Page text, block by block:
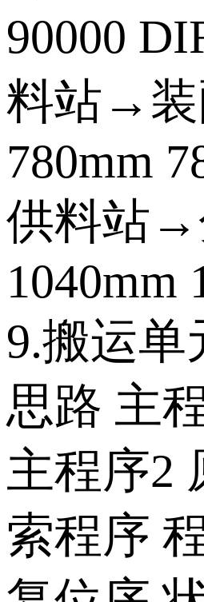
90000
料站→装
780mm
供料站→
1040mm
9.搬运单
思路 主
主程序2
索程序